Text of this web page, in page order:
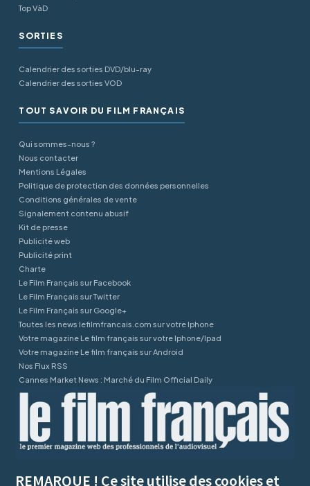
Top VàD
SORTIES
Calendrier des sorties DVD/blu-ray
Calendrier des sorties VOD
TOUT SAVOIR DU FILM FRANÇAIS
Qui sommes-nous ?
Nous contacter
Mentions Légales
Politique de protection des données personnelles
Conditions générales de vente
Signalement contenu abusif
Kit de presse
Publicité web
Publicité print
Charte
Le Film Français sur Facebook
Le Film Français sur Twitter
Le Film Français sur Google+
Toutes les news lefilmfrancais.com sur votre Iphone
Votre magazine Le film français sur votre Iphone/Ipad
Votre magazine Le film français sur Android
Nos Flux RSS
Cannes Market News : Marché du Film Official Daily
REMARQUE ! Ce site utilise des cookies et